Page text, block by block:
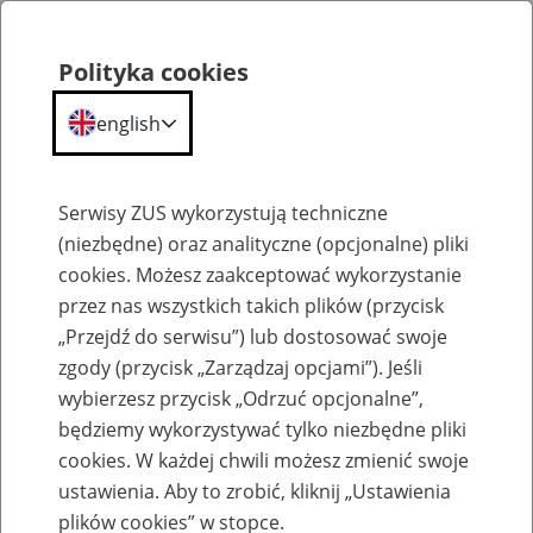
Komunikaty
Informacja Zakładu Ubezpieczeń
Społecznych z dnia 19 czerwca 2013 r. w
Polityka cookies
english
Serwisy ZUS wykorzystują techniczne
(niezbędne) oraz analityczne (opcjonalne) pliki
cookies. Możesz zaakceptować wykorzystanie
przez nas wszystkich takich plików (przycisk
„Przejdź do serwisu”) lub dostosować swoje
zgody (przycisk „Zarządzaj opcjami”). Jeśli
wybierzesz przycisk „Odrzuć opcjonalne”,
będziemy wykorzystywać tylko niezbędne pliki
cookies. W każdej chwili możesz zmienić swoje
ustawienia. Aby to zrobić, kliknij „Ustawienia
plików cookies” w stopce.